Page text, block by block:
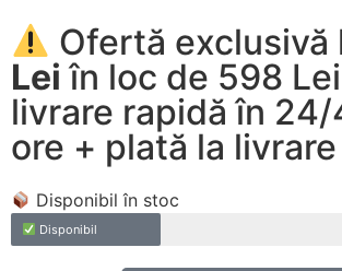
Ofertă exclusivă
Lei în loc de 598
livrare rapidă în
ore + plată la livrare
Disponibil în stoc
Disponibil